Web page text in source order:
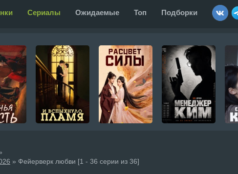
Сериалы Ожидаемые Топ Подборки
» Фейерверк любви [1 - 36 серии из 36]